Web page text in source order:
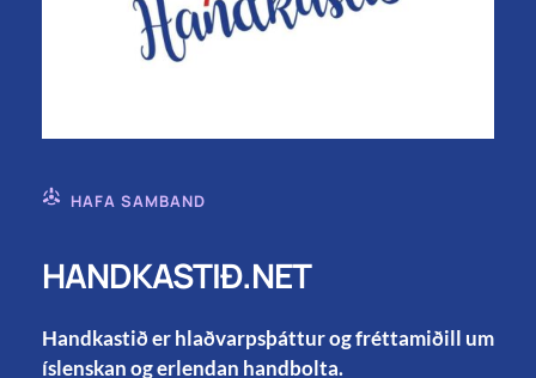
HAFA SAMBAND
HANDKASTIÐ.NET
Handkastið er hlaðvarpsþáttur og fréttamiðill um
íslenskan og erlendan handbolta.